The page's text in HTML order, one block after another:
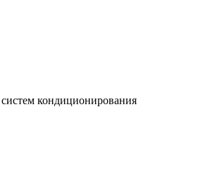
кондиционирования